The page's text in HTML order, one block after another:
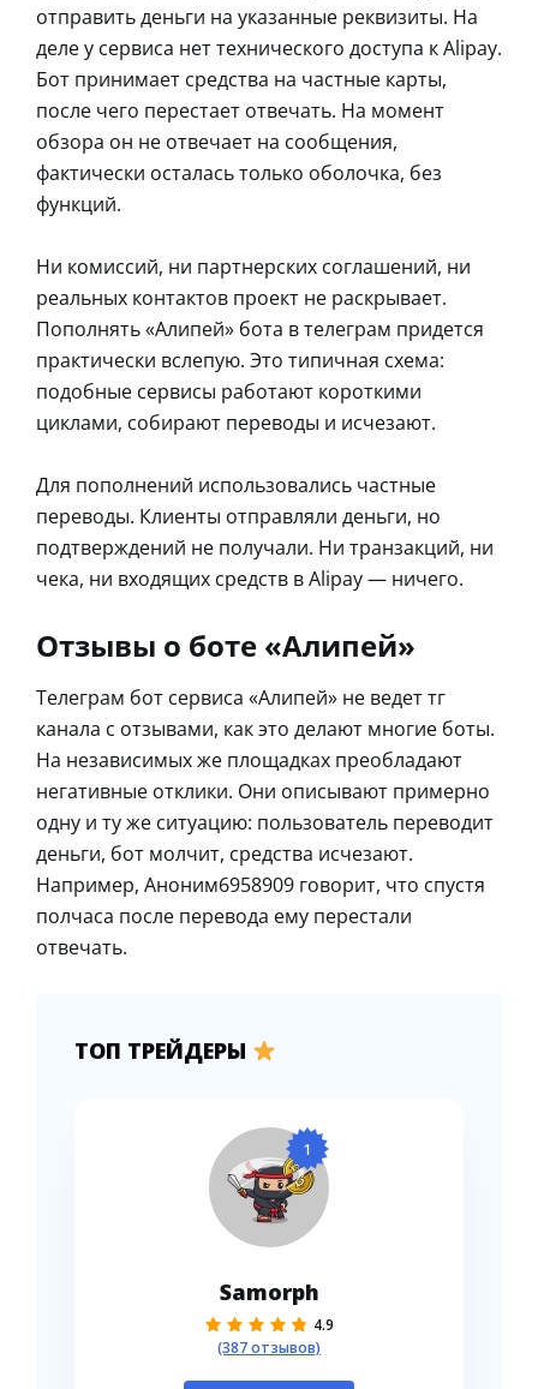
отправить деньги на указанные реквизиты. На
деле у сервиса нет технического доступа к Alipay.
Бот принимает средства на частные карты,
после чего перестает отвечать. На момент
обзора он не отвечает на сообщения,
фактически осталась только оболочка, без
функций.
Ни комиссий, ни партнерских соглашений, ни
реальных контактов проект не раскрывает.
Пополнять «Алипей» бота в телеграм придется
практически вслепую. Это типичная схема:
подобные сервисы работают короткими
циклами, собирают переводы и исчезают.
Для пополнений использовались частные
переводы. Клиенты отправляли деньги, но
подтверждений не получали. Ни транзакций, ни
чека, ни входящих средств в Alipay — ничего.
Отзывы о боте «Алипей»
Телеграм бот сервиса «Алипей» не ведет тг
канала с отзывами, как это делают многие боты.
На независимых же площадках преобладают
негативные отклики. Они описывают примерно
одну и ту же ситуацию: пользователь переводит
деньги, бот молчит, средства исчезают.
Например, Аноним6958909 говорит, что спустя
полчаса после перевода ему перестали
отвечать.
ТОП ТРЕЙДЕРЫ
1
Samorph
4.9
(387 отзывов)